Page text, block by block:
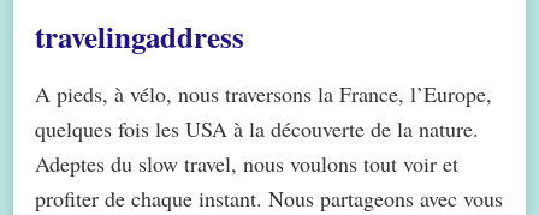
travelingaddress
A pieds, à vélo, nous traversons la France, l’Europe,
quelques fois les USA à la découverte de la nature.
Adeptes du slow travel, nous voulons tout voir et
profiter de chaque instant. Nous partageons avec vous